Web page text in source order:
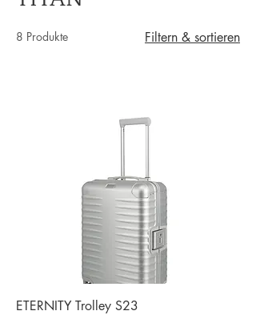
8 Produkte Filtern & sortieren
ETERNITY Trolley S23